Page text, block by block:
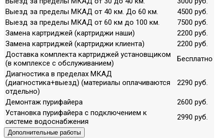
Выезд за пределы МКАД от 40 км. До 60 км.
4500 руб.
Выезд за пределы МКАД от 60 км до 100 км.
7500 руб.
Замена картриджей (картриджи наши)
2200 руб.
Замена картриджей (картриджи клиента)
2200 руб.
Доставка комплекта картриджей установщиком
(в комплексе с обслуживанием)
Бесплатно
Диагностика в пределах МКАД
(диагностика+выезд) (материалы оплачиваются
отдельно)
2290 руб.
Демонтаж пурифайера
2600 руб.
Установка пурифайера с подключением к
системе водоснабжения
2990 руб.
Дополнительные работы